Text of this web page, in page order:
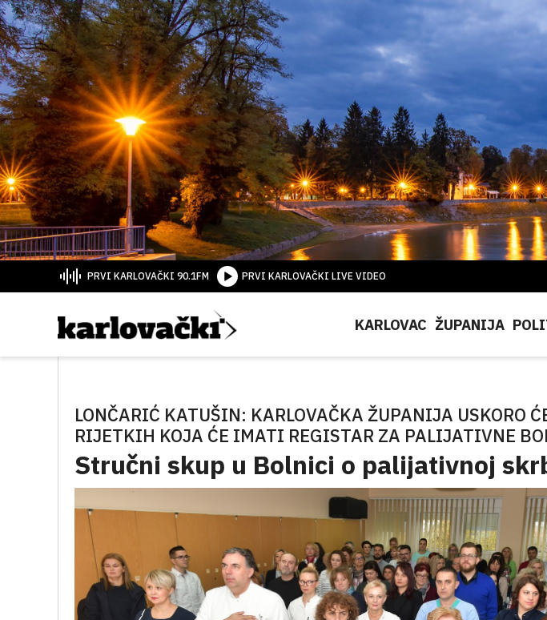
PRVI KARLOVAČKI 90.1FM PRVI KARLOVAČKI LIVE VIDEO
KARLOVAC ŽUPANIJA
LONČARIĆ KATUŠIN: KARLOVAČKA ŽUPANIJA USKORO
RIJETKIH KOJA ĆE IMATI REGISTAR ZA PALIJATIVNE
Stručni skup u Bolnici o palijativnoj